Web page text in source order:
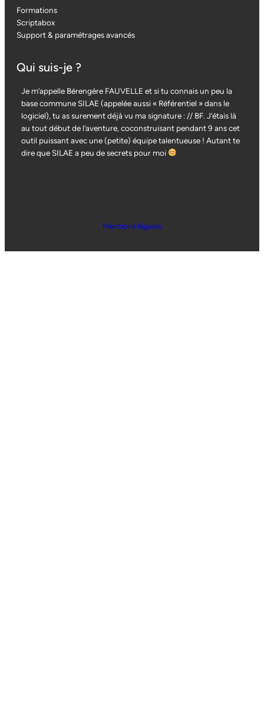
Formations
Scriptabox
Support & paramétrages avancés
Qui suis-je ?
Je m’appelle Bérengère FAUVELLE et si tu connais un peu la
base commune SILAE (appelée aussi « Référentiel » dans le
logiciel), tu as surement déjà vu ma signature : // BF. J’étais là
au tout début de l’aventure, coconstruisant pendant 9 ans cet
outil puissant avec une (petite) équipe talentueuse ! Autant te
dire que SILAE a peu de secrets pour moi
Mentions légales